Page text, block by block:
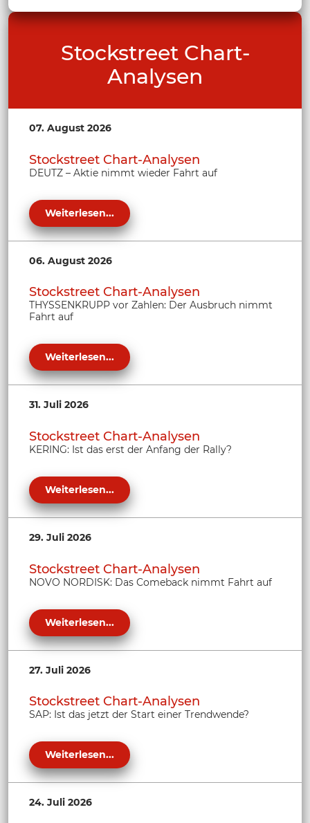
Stockstreet Chart-
Analysen
07. August 2026
Stockstreet Chart-Analysen
DEUTZ – Aktie nimmt wieder Fahrt auf
Weiterlesen...
06. August 2026
Stockstreet Chart-Analysen
THYSSENKRUPP vor Zahlen: Der Ausbruch nimmt
Fahrt auf
Weiterlesen...
31. Juli 2026
Stockstreet Chart-Analysen
KERING: Ist das erst der Anfang der Rally?
Weiterlesen...
29. Juli 2026
Stockstreet Chart-Analysen
NOVO NORDISK: Das Comeback nimmt Fahrt auf
Weiterlesen...
27. Juli 2026
Stockstreet Chart-Analysen
SAP: Ist das jetzt der Start einer Trendwende?
Weiterlesen...
24. Juli 2026